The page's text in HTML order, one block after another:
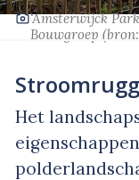
‘Amsterwijck
Bouwgroep (bron:
Het